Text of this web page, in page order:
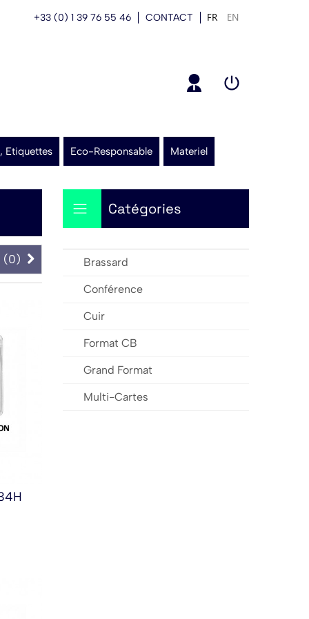
+33 (0) 1 39 76 55 46 CONTACT FR EN
Etiquettes Eco-Responsable Materiel
(0)
Catégories
Brassard
Conférence
Cuir
Format CB
Grand Format
Multi-Cartes